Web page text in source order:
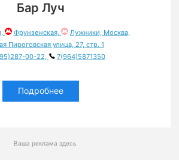
Бар Луч
Фрунзенская,
Лужники, Москва,
Пироговская улица, 27, стр. 1
00-22,
7(964)5871350
Подробнее
Ваша реклама здесь